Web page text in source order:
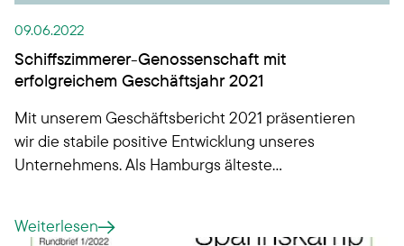
09.06.2022
Schiffszimmerer-Genossenschaft mit
erfolgreichem Geschäftsjahr 2021
Mit unserem Geschäftsbericht 2021 präsentieren
wir die stabile positive Entwicklung unseres
Unternehmens. Als Hamburgs älteste
Jahresüberschuss von 6,9 Millionen Euro
Weiterlesen